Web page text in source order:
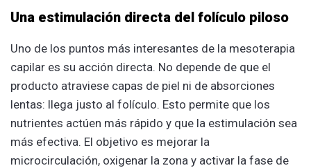
Una estimulación directa del folículo piloso
Uno de los puntos más interesantes de la mesoterapia
capilar es su acción directa. No depende de que el
producto atraviese capas de piel ni de absorciones
lentas: llega justo al folículo. Esto permite que los
nutrientes actúen más rápido y que la estimulación sea
más efectiva. El objetivo es mejorar la
microcirculación, oxigenar la zona y activar la fase de